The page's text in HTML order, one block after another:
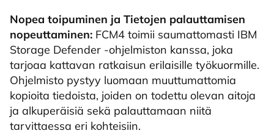
Nopea toipuminen ja Tietojen palauttamisen
nopeuttaminen: FCM4 toimii saumattomasti IBM
Storage Defender -ohjelmiston kanssa, joka
tarjoaa kattavan ratkaisun erilaisille työkuormille.
Ohjelmisto pystyy luomaan muuttumattomia
kopioita tiedoista, joiden on todettu olevan aitoja
ja alkuperäisiä sekä palauttamaan niitä
tarvittaessa eri kohteisiin.